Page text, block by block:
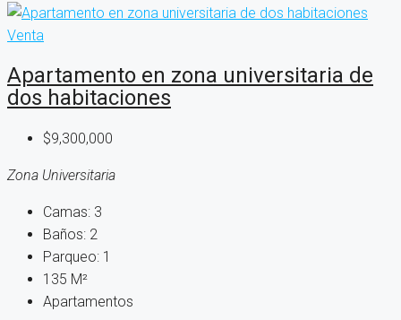
Venta
Apartamento en zona universitaria de
dos habitaciones
$9,300,000
Zona Universitaria
Camas: 3
Baños: 2
Parqueo: 1
135 M²
Apartamentos